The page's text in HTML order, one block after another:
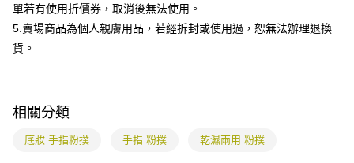
資料（包含姓名、電話或地址）提供予台灣大哥大進項蒐集、處理及利用，
由本公司與您本人進行分期帳單所需資料之確認、核對及更正。
3.完整用戶服務條款，請詳閱以下連結：
※ 交易是否成功請以「AFTEE先享後付 」之結帳頁面顯示為準，若有關於
是否繳費成功／繳費後需取消欲退款等相關疑問，請聯繫「AFTEE先享後付
客戶支援中心」https://netprotections.freshdesk.com/support/home
權轉讓予恩沛科技股份有限公司。
２．關於個人資料處理事宜，請瀏覽以下網址：
https://aftee.tw/terms/#terms3
３．未成年的使用者請事先徵得法定代理人或監護人之同意方可使用
付款後7-11取貨
每筆NT$80，滿NT$699(含以上)免運費
宅配
海外配送
單若有使用折價券，取消後無法使用。
5.賣場商品為個人親膚用品，若經拆封或使用過，恕無法辦理退換
貨。
相關分類
底妝 手指粉撲 手指 粉撲 乾濕兩用 粉撲